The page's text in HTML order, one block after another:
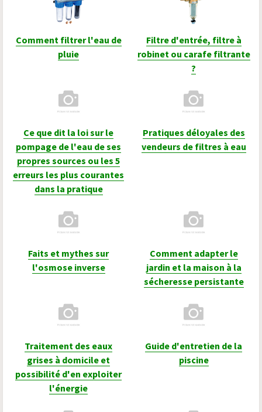
Comment filtrer l'eau de
pluie
Filtre d'entrée, filtre à
robinet ou carafe filtrante
?
Ce que dit la loi sur le
pompage de l'eau de ses
propres sources ou les 5
erreurs les plus courantes
dans la pratique
Pratiques déloyales des
vendeurs de filtres à eau
Faits et mythes sur
l'osmose inverse
Comment adapter le
jardin et la maison à la
sécheresse persistante
Traitement des eaux
grises à domicile et
possibilité d'en exploiter
l'énergie
Guide d'entretien de la
piscine